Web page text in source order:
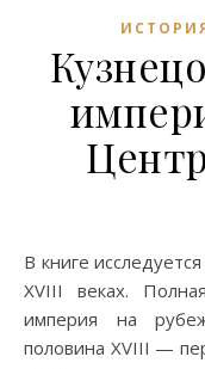
В книге исследуется история Центральной Азии в XVII-
XVIII веках.
империя на
половина XVIII —